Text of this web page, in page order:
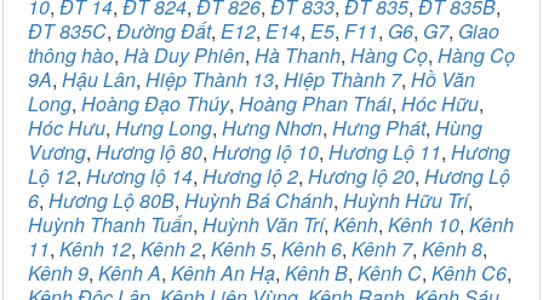
10, ĐT 14, ĐT 824, ĐT 826, ĐT 833, ĐT 835, ĐT 835B,
ĐT 835C, Đường Đất, E12, E14, E5, F11, G6, G7, Giao
thông hào, Hà Duy Phiên, Hà Thanh, Hàng Cọ, Hàng Cọ
9A, Hậu Lân, Hiệp Thành 13, Hiệp Thành 7, Hồ Văn
Long, Hoàng Đạo Thúy, Hoàng Phan Thái, Hóc Hữu,
Hóc Hưu, Hưng Long, Hưng Nhơn, Hưng Phát, Hùng
Vương, Hương lộ 80, Hương lộ 10, Hương Lộ 11, Hương
Lộ 12, Hương lộ 14, Hương lộ 2, Hương lộ 20, Hương Lộ
6, Hương Lộ 80B, Huỳnh Bá Chánh, Huỳnh Hữu Trí,
Huỳnh Thanh Tuấn, Huỳnh Văn Trí, Kênh, Kênh 10, Kênh
11, Kênh 12, Kênh 2, Kênh 5, Kênh 6, Kênh 7, Kênh 8,
Kênh 9, Kênh A, Kênh An Hạ, Kênh B, Kênh C, Kênh C6,